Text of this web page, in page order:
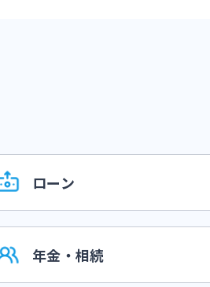
ローン
年金・相続